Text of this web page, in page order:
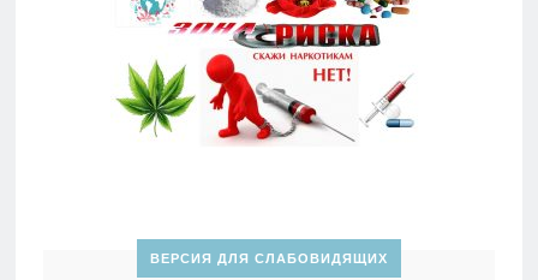
ВЕРСИЯ ДЛЯ СЛАБОВИДЯЩИХ